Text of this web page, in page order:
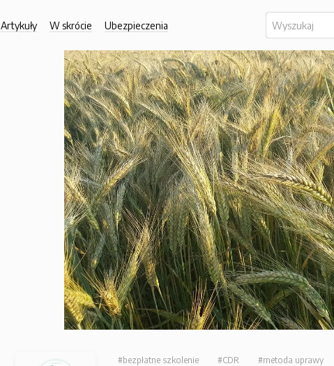
Artykuły W skrócie Ubezpieczenia
#bezpłatne szkolenie #CDR #metoda uprawy